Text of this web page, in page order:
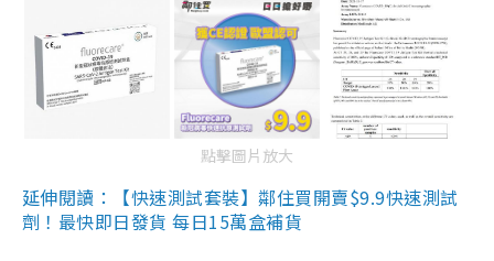
點擊圖片放大
延伸閱讀：【快速測試套裝】鄰住買開賣$9.9快速測試
劑！最快即日發貨 每日15萬盒補貨